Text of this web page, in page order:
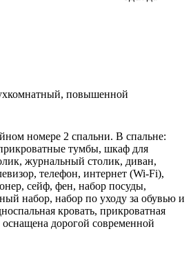
повышенной
номере 2 спальни. В спальне:
тумбы, шкаф для
журнальный столик, диван,
телефон, интернет (Wi-Fi),
сейф, фен, набор посуды,
набор, набор по уходу за обувью и
кровать, прикроватная
дорогой современной